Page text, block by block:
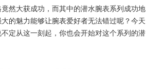
然大获成功，而其中的潜水腕表系列成功地
的魅力能够让腕表爱好者无法错过呢？今天
定从这一刻起，你也会开始对这个系列的潜